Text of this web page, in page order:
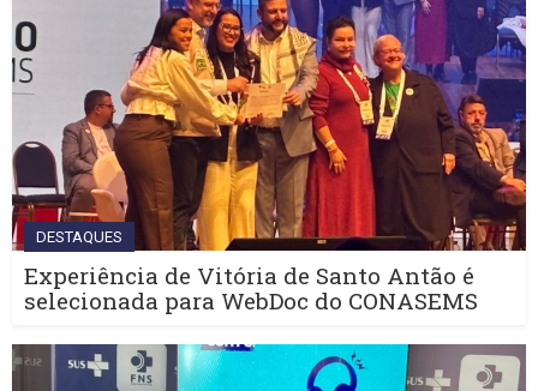
DESTAQUES
Experiência de Vitória de Santo Antão é
selecionada para WebDoc do CONASEMS